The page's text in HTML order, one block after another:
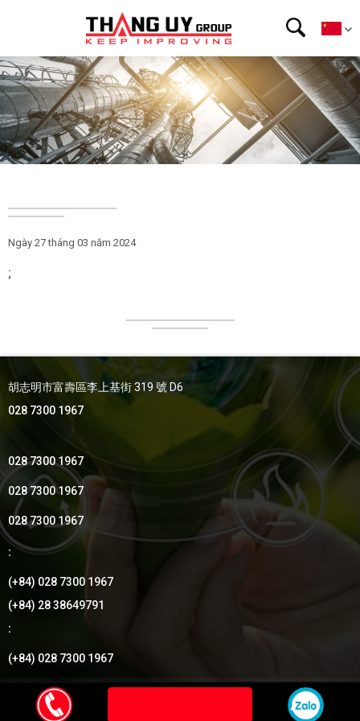
Ngày 27 tháng 03 năm 2024
;
胡志明市富壽區李上基街 319 號 D6
028 7300 1967
028 7300 1967
028 7300 1967
028 7300 1967
:
(+84) 028 7300 1967
(+84) 28 38649791
:
(+84) 028 7300 1967
© 2018 Vietnhan.co